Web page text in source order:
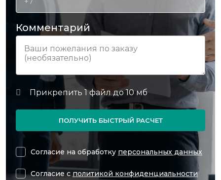
Комментарий
ПОЛУЧИТЬ БЫСТРЫЙ РАСЧЕТ
Согласие на обработку персональных данных
Согласие с политикой конфиденциальности